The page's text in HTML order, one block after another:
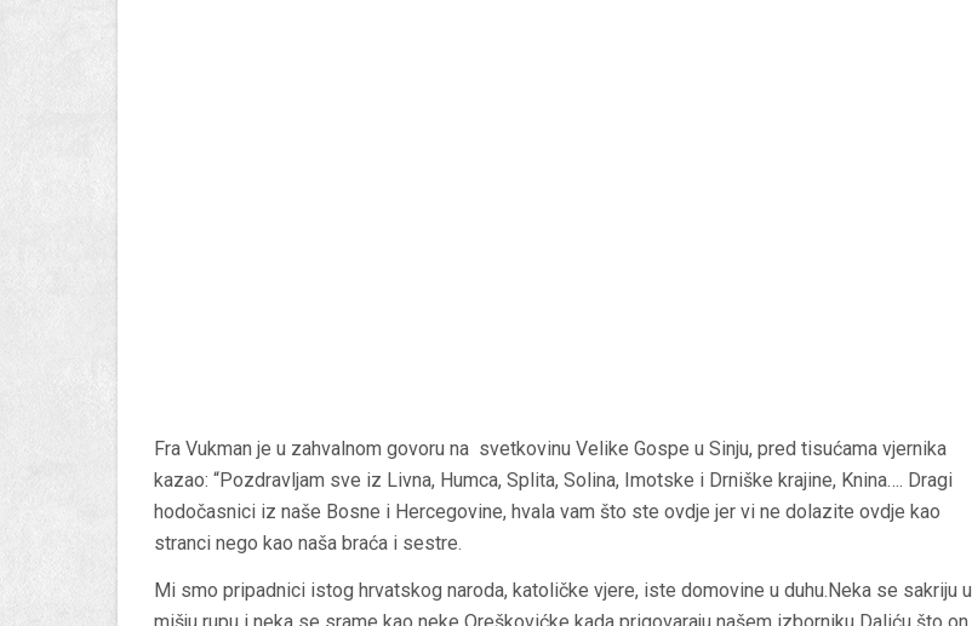
Fra Vukman je u zahvalnom govoru na svetkovinu Velike Gospe u Sinju, pred tisućama vjernika
kazao: “Pozdravljam sve iz Livna, Humca, Splita, Solina, Imotske i Drniške krajine, Knina…. Dragi
hodočasnici iz naše Bosne i Hercegovine, hvala vam što ste ovdje jer vi ne dolazite ovdje kao
stranci nego kao naša braća i sestre.
Mi smo pripadnici istog hrvatskog naroda, katoličke vjere, iste domovine u duhu.Neka se sakriju u